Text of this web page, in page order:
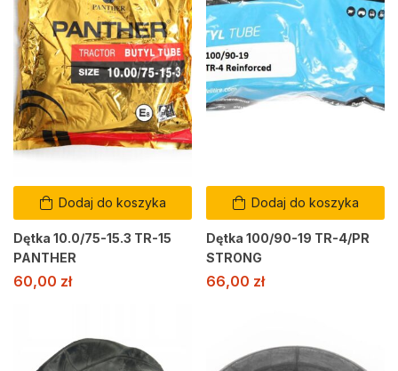
Dodaj do koszyka
Dętka 10.0/75-15.3 TR-15
PANTHER
60,00 zł
Dodaj do koszyka
Dętka 100/90-19 TR-4/PR
STRONG
66,00 zł